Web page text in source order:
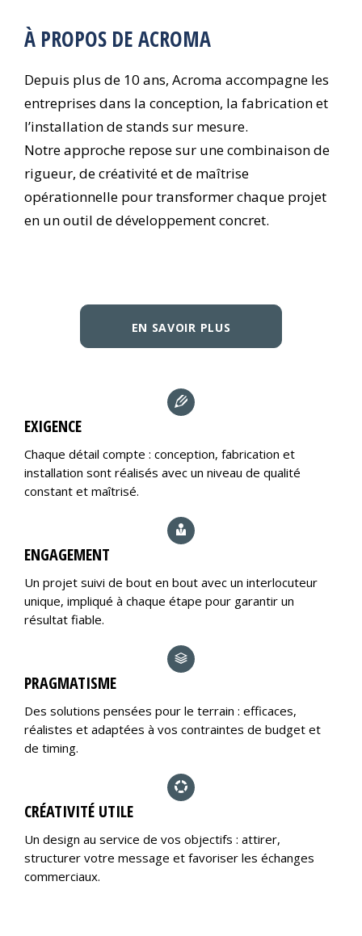
À PROPOS DE ACROMA
Depuis plus de 10 ans, Acroma accompagne les
entreprises dans la conception, la fabrication et
l’installation de stands sur mesure.
Notre approche repose sur une combinaison de
rigueur, de créativité et de maîtrise
opérationnelle pour transformer chaque projet
en un outil de développement concret.
EN SAVOIR PLUS
EXIGENCE
Chaque détail compte : conception, fabrication et
installation sont réalisés avec un niveau de qualité
constant et maîtrisé.
ENGAGEMENT
Un projet suivi de bout en bout avec un interlocuteur
unique, impliqué à chaque étape pour garantir un
résultat fiable.
PRAGMATISME
Des solutions pensées pour le terrain : efficaces,
réalistes et adaptées à vos contraintes de budget et
de timing.
CRÉATIVITÉ UTILE
Un design au service de vos objectifs : attirer,
structurer votre message et favoriser les échanges
commerciaux.